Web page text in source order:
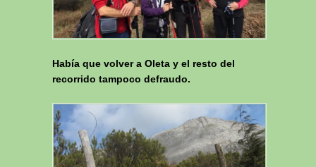
Había que volver a Oleta y el resto del
recorrido tampoco defraudo.